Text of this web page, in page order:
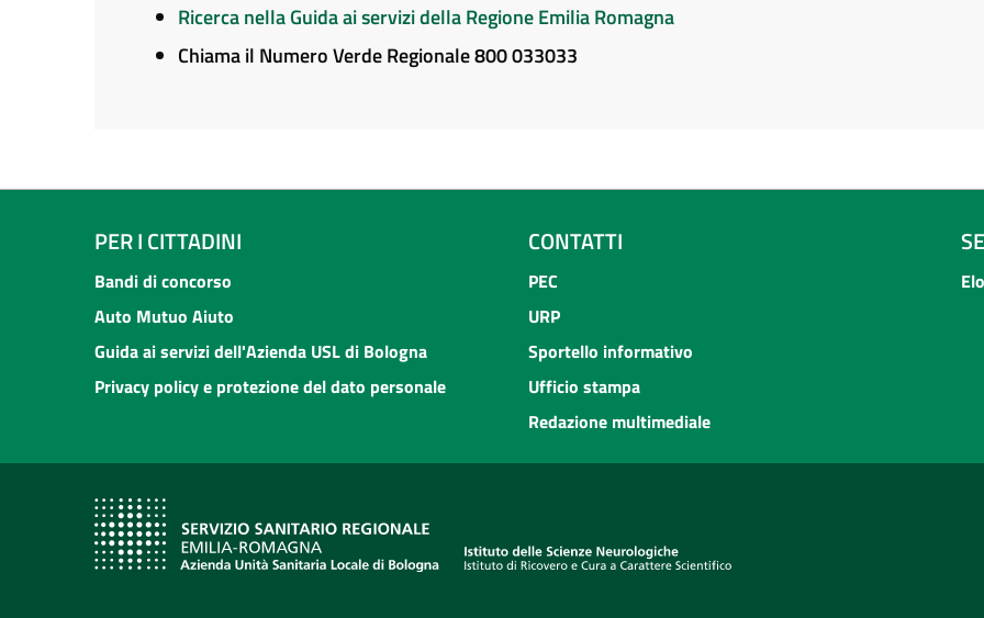
Ricerca nella Guida ai servizi della Regione Emilia Romagna
Chiama il Numero Verde Regionale 800 033033
PER I CITTADINI
Bandi di concorso
Auto Mutuo Aiuto
Guida ai servizi dell'Azienda USL di Bologna
Privacy policy e protezione del dato personale
CONTATTI
PEC
URP
Sportello informativo
Ufficio stampa
Redazione multimediale